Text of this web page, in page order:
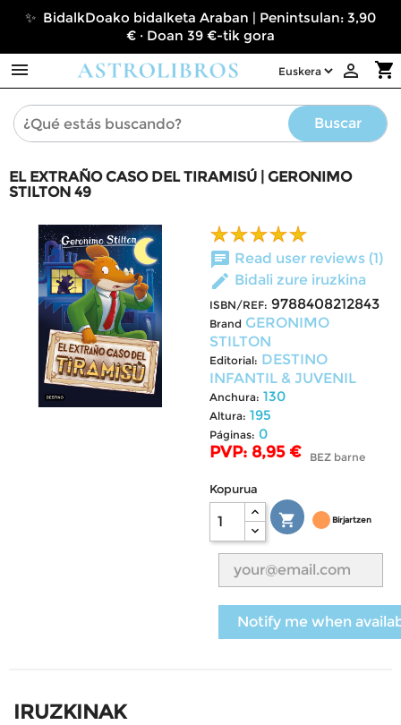
✨ BidalkDoako bidalketa Araban | Penintsulan: 3,90
€ · Doan 39 €-tik gora
 shopping_cart

Buscar
EL EXTRAÑO CASO DEL TIRAMISÚ | GERONIMO
STILTON 49
chat Read user reviews (1)
edit Bidali zure iruzkina
ISBN/REF: 9788408212843
Brand GERONIMO
STILTON
Editorial: DESTINO
INFANTIL & JUVENIL
Anchura: 130
Altura: 195
Páginas: 0
PVP: 8,95 € BEZ barne
Kopurua
 Birjartzen
Notify me when
IRUZKINAK